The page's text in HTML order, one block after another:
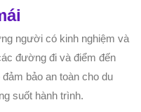
người có kinh nghiệm và
đường đi và điểm đến
bảo an toàn cho du
suốt hành trình.